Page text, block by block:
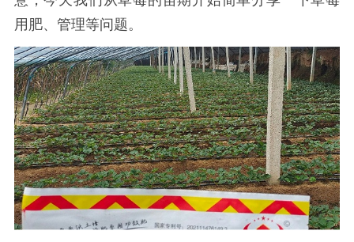
用肥、管理等问题。